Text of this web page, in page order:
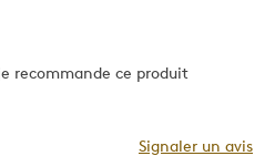
recommande ce produit
Signaler un avis